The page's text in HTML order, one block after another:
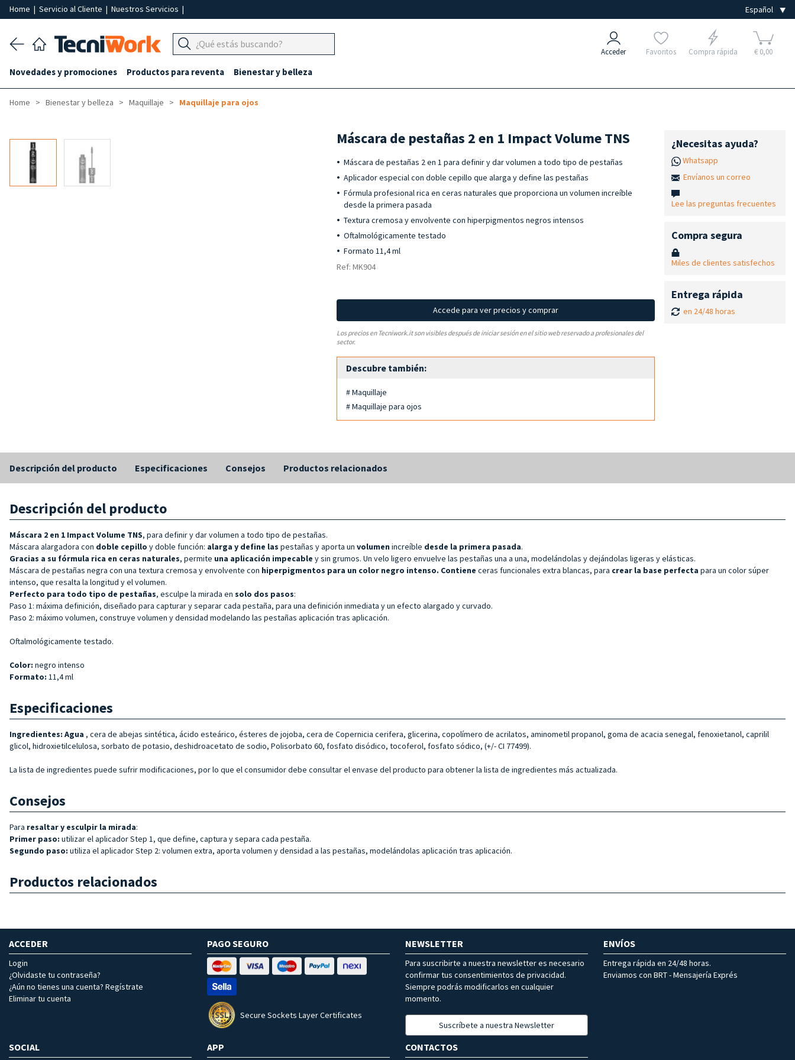
Home | Servicio al Cliente | Nuestros Servicios |
Acceder Favoritos Compra rápida € 0,00
Novedades y promociones Productos para reventa Bienestar y belleza
Home Bienestar y belleza Maquillaje Maquillaje para ojos
-40% Máscara de pestañas 2 en 1 Impact Volume TNS
Máscara de pestañas 2 en 1 para definir y dar volumen a todo tipo de pestañas
Aplicador especial con doble cepillo que alarga y define las pestañas
Fórmula profesional rica en ceras naturales que proporciona un volumen increíble
desde la primera pasada
Textura cremosa y envolvente con hiperpigmentos negros intensos
Oftalmológicamente testado
Formato 11,4 ml
Ref: MK904
Accede para ver precios y comprar
Los precios en Tecniwork.it son visibles después de iniciar sesión en el sitio web reservado a profesionales del
sector.
Descubre también:
# Maquillaje
# Maquillaje para ojos
¿Necesitas ayuda?
Whatsapp
Envíanos un correo
Lee las preguntas frecuentes
Compra segura
Miles de clientes satisfechos
Entrega rápida
en 24/48 horas
Descripción del producto Especificaciones Consejos Productos relacionados
Descripción del producto
Máscara 2 en 1 Impact Volume TNS, para definir y dar volumen a todo tipo de pestañas.
Máscara alargadora con doble cepillo y doble función: alarga y define las pestañas y aporta un volumen increíble desde la primera pasada.
Gracias a su fórmula rica en ceras naturales, permite una aplicación impecable y sin grumos. Un velo ligero envuelve las pestañas una a una, modelándolas y dejándolas ligeras y elásticas.
Máscara de pestañas negra con una textura cremosa y envolvente con hiperpigmentos para un color negro intenso. Contiene ceras funcionales extra blancas, para crear la base perfecta para un color súper
intenso, que resalta la longitud y el volumen.
Perfecto para todo tipo de pestañas, esculpe la mirada en solo dos pasos:
Paso 1: máxima definición, diseñado para capturar y separar cada pestaña, para una definición inmediata y un efecto alargado y curvado.
Paso 2: máximo volumen, construye volumen y densidad modelando las pestañas aplicación tras aplicación.
Oftalmológicamente testado.
Color: negro intenso
Formato: 11,4 ml
Especificaciones
Ingredientes: Agua , cera de abejas sintética, ácido esteárico, ésteres de jojoba, cera de Copernicia cerifera, glicerina, copolímero de acrilatos, aminometil propanol, goma de acacia senegal, fenoxietanol, caprilil
glicol, hidroxietilcelulosa, sorbato de potasio, deshidroacetato de sodio, Polisorbato 60, fosfato disódico, tocoferol, fosfato sódico, (+/- CI 77499).
La lista de ingredientes puede sufrir modificaciones, por lo que el consumidor debe consultar el envase del producto para obtener la lista de ingredientes más actualizada.
Consejos
Para resaltar y esculpir la mirada:
Primer paso: utilizar el aplicador Step 1, que define, captura y separa cada pestaña.
Segundo paso: utiliza el aplicador Step 2: volumen extra, aporta volumen y densidad a las pestañas, modelándolas aplicación tras aplicación.
Productos relacionados
ACCEDER
Login
¿Olvidaste tu contraseña?
¿Aún no tienes una cuenta? Regístrate
Eliminar tu cuenta
PAGO SEGURO
Secure Sockets Layer Certificates
NEWSLETTER
Para suscribirte a nuestra newsletter es necesario
confirmar tus consentimientos de privacidad.
Siempre podrás modificarlos en cualquier
momento.
Suscríbete a nuestra Newsletter
ENVÍOS
Entrega rápida en 24/48 horas.
Enviamos con BRT - Mensajería Exprés
SOCIAL APP CONTACTOS